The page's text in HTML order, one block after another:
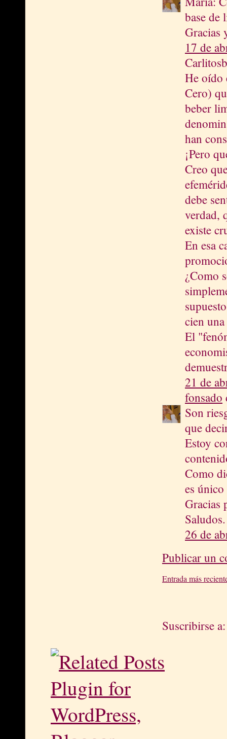
base de
Gracias
17 de
He oído
Cero)
beber
han
¡Pero
Creo
debe
verdad,
existe
En esa
¿Como
cien
El
21 de
fonsado
Son
que
Estoy
Como
es
Gracias
Saludos.
26 de
Publicar un
Entrada más
Suscribirse